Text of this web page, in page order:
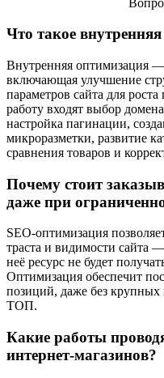
Что такое
Внутренняя оптимизация
включающая улучшение
параметров сайта для
работу входят выбор
настройка пагинации,
микроразметки, развитие
сравнения товаров и
Почему стоит
даже при
SEO-оптимизация
траста и видимости сайта
неё ресурс не будет
Оптимизация обеспечит
позиций, даже без
ТОП.
Какие работы
интернет-магазинов?